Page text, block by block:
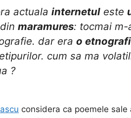
actuala internetul este
maramures: tocmai
dar era o
cum sa ma
?
considera ca poemele sale